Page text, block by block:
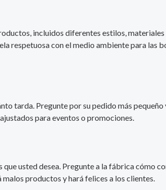
incluidos diferentes estilos,
respetuosa con el medio ambiente para las
tarda. Pregunte por su pedido más
para eventos o promociones.
usted desea. Pregunte a la fábrica cómo
productos y hará felices a los clientes.